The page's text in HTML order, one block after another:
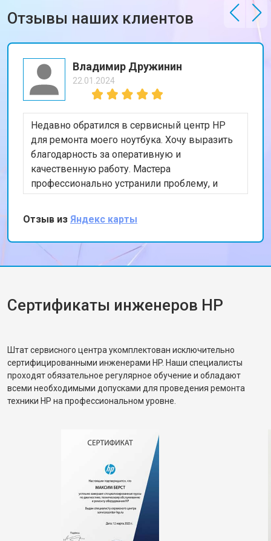
Отзывы наших клиентов
Владимир Дружинин
22.01.2024
Недавно обратился в сервисный центр HP
для ремонта моего ноутбука. Хочу выразить
благодарность за оперативную и
качественную работу. Мастера
профессионально устранили проблему, и
теперь мой ноутбук работает безупречно.
Особенно порадовало, что ремонт был
выполнен в тот же день. Спасибо за вашу
работу!
Отзыв из Яндекс карты
Сертификаты инженеров HP
Штат сервисного центра укомплектован исключительно
сертифицированными инженерами HP. Наши специалисты
проходят обязательное регулярное обучение и обладают
всеми необходимыми допусками для проведения ремонта
техники HP на профессиональном уровне.